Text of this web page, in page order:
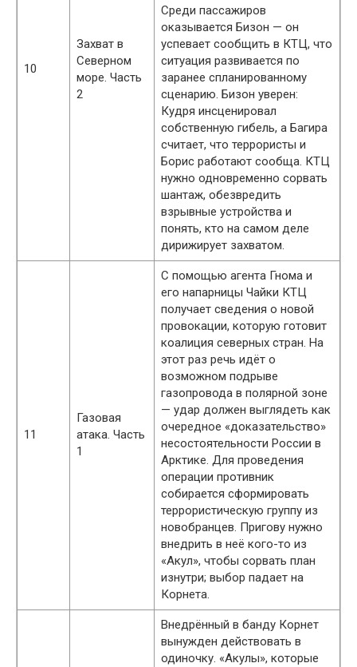
10
Захват в
Северном
море. Часть
2
Среди пассажиров
оказывается Бизон — он
успевает сообщить в КТЦ, что
ситуация развивается по
заранее спланированному
сценарию. Бизон уверен:
Кудря инсценировал
собственную гибель, а Багира
считает, что террористы и
Борис работают сообща. КТЦ
нужно одновременно сорвать
шантаж, обезвредить
взрывные устройства и
понять, кто на самом деле
дирижирует захватом.
11
Газовая
атака. Часть
1
С помощью агента Гнома и
его напарницы Чайки КТЦ
получает сведения о новой
провокации, которую готовит
коалиция северных стран. На
этот раз речь идёт о
возможном подрыве
газопровода в полярной зоне
— удар должен выглядеть как
очередное «доказательство»
несостоятельности России в
Арктике. Для проведения
операции противник
собирается сформировать
террористическую группу из
новобранцев. Пригову нужно
внедрить в неё кого-то из
«Акул», чтобы сорвать план
изнутри; выбор падает на
Корнета.
Внедрённый в банду Корнет
вынужден действовать в
одиночку. «Акулы», которые